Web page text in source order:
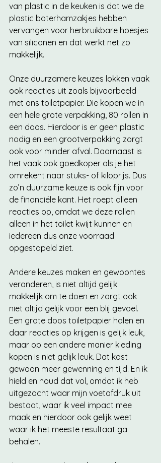
van plastic in de keuken is dat we de
plastic boterhamzakjes hebben
vervangen voor herbruikbare hoesjes
van siliconen en dat werkt net zo
makkelijk.
Onze duurzamere keuzes lokken vaak
ook reacties uit zoals bijvoorbeeld
met ons toiletpapier. Die kopen we in
een hele grote verpakking, 80 rollen in
een doos. Hierdoor is er geen plastic
nodig en een grootverpakking zorgt
ook voor minder afval. Daarnaast is
het vaak ook goedkoper als je het
omrekent naar stuks- of kiloprijs. Dus
zo’n duurzame keuze is ook fijn voor
de financiële kant. Het roept alleen
reacties op, omdat we deze rollen
alleen in het toilet kwijt kunnen en
iedereen dus onze voorraad
opgestapeld ziet.
Andere keuzes maken en gewoontes
veranderen, is niet altijd gelijk
makkelijk om te doen en zorgt ook
niet altijd gelijk voor een blij gevoel.
Een grote doos toiletpapier halen en
daar reacties op krijgen is gelijk leuk,
maar op een andere manier kleding
kopen is niet gelijk leuk. Dat kost
gewoon meer gewenning en tijd. En ik
hield en houd dat vol, omdat ik heb
uitgezocht waar mijn voetafdruk uit
bestaat, waar ik veel impact mee
maak en hierdoor ook gelijk weet
waar ik het meeste resultaat ga
behalen.